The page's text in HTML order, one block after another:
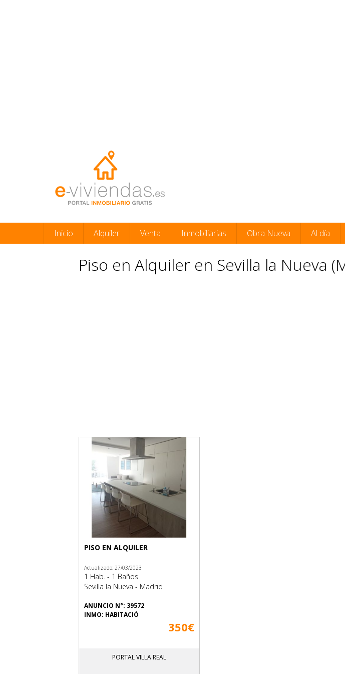
Inicio Alquiler Venta Inmobiliarias Obra Nueva Al día
Piso en Alquiler en Sevilla la Nueva
PISO EN ALQUILER
Actualizado: 27/03/2023
1 Hab. - 1 Baños
Sevilla la Nueva - Madrid
ANUNCIO N°: 39572
INMO: HABITACIÓ
350€
PORTAL VILLA REAL